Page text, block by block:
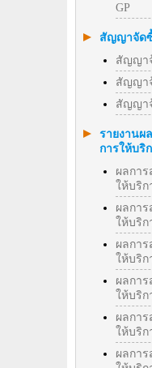
GP
สัญญาจัด
สัญญา
สัญญา
สัญญา
รายงานผ
การให้บริ
ผลการ
ให้บริก
ผลการ
ให้บริก
ผลการ
ให้บริก
ผลการ
ให้บริก
ผลการ
ให้บริก
ผลการ